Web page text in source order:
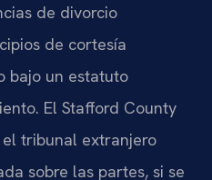
de divorcio
de cortesía
bajo un estatuto
El Stafford County
tribunal extranjero
sobre las partes, si se